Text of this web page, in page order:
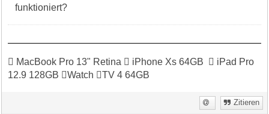
funktioniert?
 MacBook Pro 13" Retina  iPhone Xs 64GB  iPad Pro
12.9 128GB Watch TV 4 64GB
Zitieren